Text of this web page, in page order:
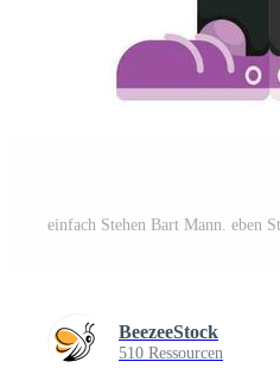
BeezeeStock
510 Ressourcen